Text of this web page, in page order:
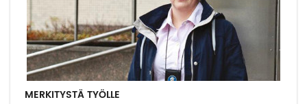
MERKITYSTÄ TYÖLLE